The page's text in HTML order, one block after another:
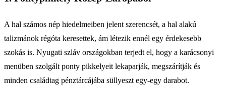
A hal számos nép hiedelmeiben jelent szerencsét, a hal alakú
talizmánok régóta keresettek, ám létezik ennél egy érdekesebb
szokás is. Nyugati szláv országokban terjedt el, hogy a karácsonyi
menüben szolgált ponty pikkelyeit lekaparják, megszárítják és
minden családtag pénztárcájába süllyeszt egy-egy darabot.